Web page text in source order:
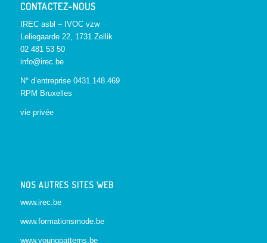
CONTACTEZ-NOUS
IREC asbl – IVOC vzw
Leliegaarde 22, 1731 Zellik
02 481 53 50
info@irec.be
N° d’entreprise 0431.148.469
RPM Bruxelles
vie privée
NOS AUTRES SITES WEB
www.irec.be
www.formationsmode.be
www.youngpatterns.be